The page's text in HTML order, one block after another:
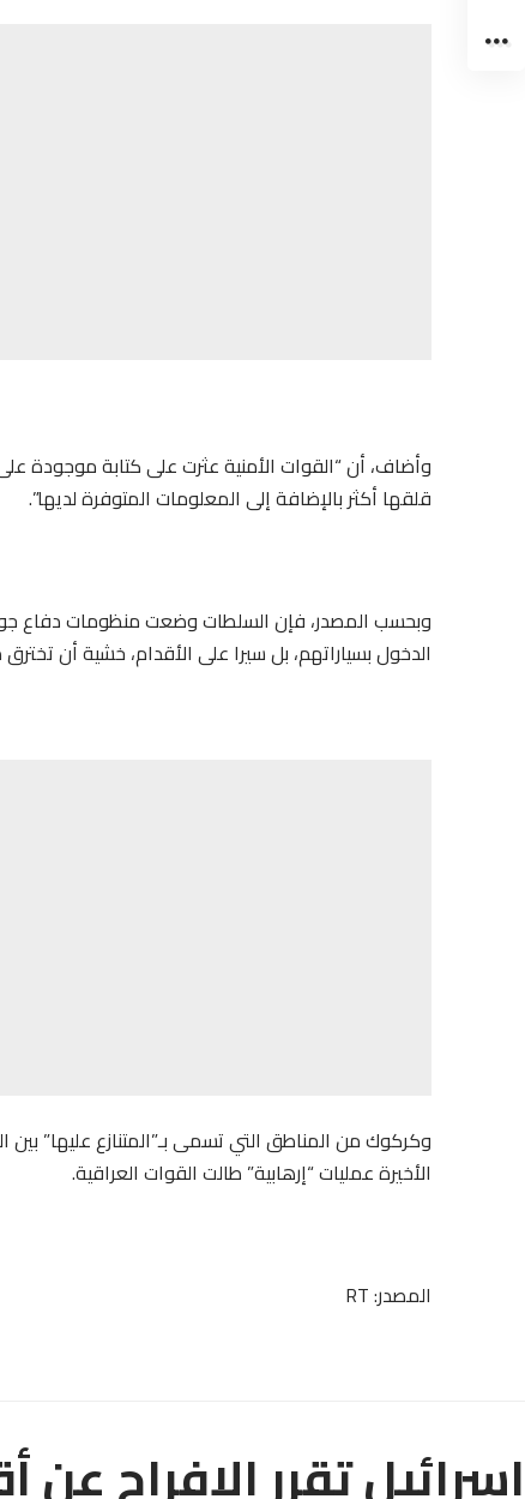
وأضاف، أن “القوات الأمنية عثرت على كتابة موجودة
قلقها أكثر بالإضافة إلى المعلومات المتوفرة لديها”.
وبحسب المصدر، فإن السلطات وضعت منظومات
الدخول بسياراتهم، بل سيرا على الأقدام، خشية أن
وكركوك من المناطق التي تسمى بـ”المتنازع عليها”
الأخيرة عمليات “إرهابية” طالت القوات العراقية.
المصدر: RT
إسرائيل تقرر الإفراج عن